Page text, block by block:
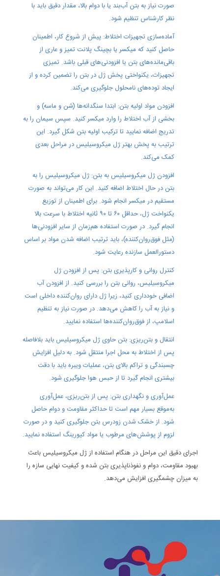
صورت نیاز به بتن آب‌بند یا با دوام بالا، مقدار دقیق باید با
نظر کارشناس تنظیم شود.
آماده‌سازی تجهیزات اختلاط: پیش از شروع کار، اطمینان
حاصل کنید که میکسر یا بچینگ پلانت تمیز و عاری از
باقی‌مانده‌های بتن یا افزودنی‌های قبلی باشد. تمیزی
تجهیزات، یکنواختی پخش ژل در بتن را تضمین کرده و از
ایجاد توده‌های نامحلول جلوگیری می‌کند.
افزودن مواد اولیه بتن: ابتدا سنگدانه‌ها (شن و ماسه) و
بخشی از آب اختلاط را وارد میکسر کنید. سپس سیمان را به
تدریج اضافه نمایید تا ترکیب اولیه بتن شکل گیرد. این
ترتیب به پخش بهتر ژل میکروسیلیس در مراحل بعدی
کمک می‌کند.
افزودن ژل میکروسیلیس به بتن: ژل میکروسیلیس را به
بتن در حال اختلاط اضافه کنید. این کار می‌تواند به صورت
مستقیم در میکسر انجام شود. برای اطمینان از توزیع
یکنواخت ژل، حداقل ۶۰ تا ۹۰ ثانیه اختلاط با سرعت بالا
انجام گیرد. در صورت استفاده هم‌زمان از سایر افزودنی‌ها
(مثل فوق‌روان‌کننده)، باید ترتیب اضافه شدن مواد بر اساس
دستورالعمل سازنده رعایت شود.
کنترل روانی و کارپذیری بتن: پس از افزودن ژل
میکروسیلیس، روانی بتن را بررسی کنید. از افزودن آب
اضافی خودداری کنید، زیرا ژل دارای روان‌کننده داخلی است
و نیاز به آب را کاهش می‌دهد. در صورت نیاز به تنظیم
اسلامپ، از فوق‌روان‌کننده‌ها استفاده نمایید.
انتقال و بتن‌ریزی: بتن حاوی ژل میکروسیلیس باید بلافاصله
پس از اختلاط به محل اجرا منتقل شود. به دلیل افزایش
چسبندگی و تراکم بالای بتن، عملیات ویبره باید با دقت
بیشتری انجام گیرد تا از حبس هوا جلوگیری شود.
عمل‌آوری و نگهداری بتن: پس از بتن‌ریزی، عمل‌آوری
به‌موقع بسیار مهم است تا حداکثر مقاومت و دوام حاصل
شود. از خشک شدن زودرس بتن جلوگیری کنید و در صورت
لزوم از پوشش‌های مرطوب یا مواد کیورینگ استفاده نمایید.
اجرای دقیق این مراحل در هنگام استفاده ازژل میکروسیلیس باعث
بهبود مقاومت، دوام و نفوذ‌ناپذیری بتن شده و کیفیت نهایی سازه را
به میزان چشمگیری افزایش می‌دهد.